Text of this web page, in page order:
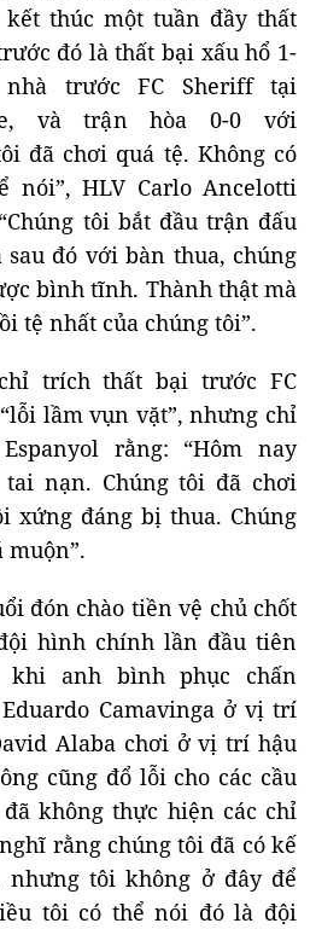
thúc một tuần đầy thất
đó là thất bại xấu hổ 1-
trước FC Sheriff tại
và trận hòa 0-0 với
đã chơi quá tệ. Không có
nói”, HLV Carlo Ancelotti
tôi bắt đầu trận đấu
đó với bàn thua, chúng
bình tĩnh. Thành thật mà
tệ nhất của chúng tôi”.
trích thất bại trước FC
lầm vụn vặt”, nhưng chỉ
rằng: “Hôm nay
nạn. Chúng tôi đã chơi
xứng đáng bị thua. Chúng
muộn”.
đón chào tiền vệ chủ chốt
hình chính lần đầu tiên
khi anh bình phục chấn
Camavinga ở vị trí
Alaba chơi ở vị trí hậu
cũng đổ lỗi cho các cầu
không thực hiện các chỉ
rằng chúng tôi đã có kế
nhưng tôi không ở đây để
tôi có thể nói đó là đội